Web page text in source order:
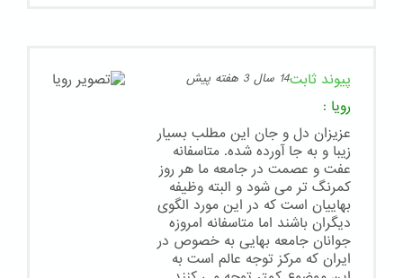
پیوند ثابت14 سال 3 هفته پیش
رویا :
عزیزان دل و جان این مطلب بسیار
زیبا و به جا آورده شده. متاسفانه
عفت و عصمت در جامعه ما هر روز
کمرنگ تر می شود و البته وظیفه
بهاییان است که در این مورد الگوی
دیگران باشند اما متاسفانه امروزه
جوانان جامعه بهایی به خصوص در
ایران که مرکز توجه عالم است به